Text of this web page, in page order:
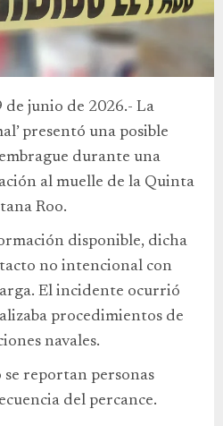
de junio de 2026.- La
presentó una posible
durante una
al muelle de la Quinta
Roo.
disponible, dicha
no intencional con
El incidente ocurrió
procedimientos de
navales.
reportan personas
del percance.